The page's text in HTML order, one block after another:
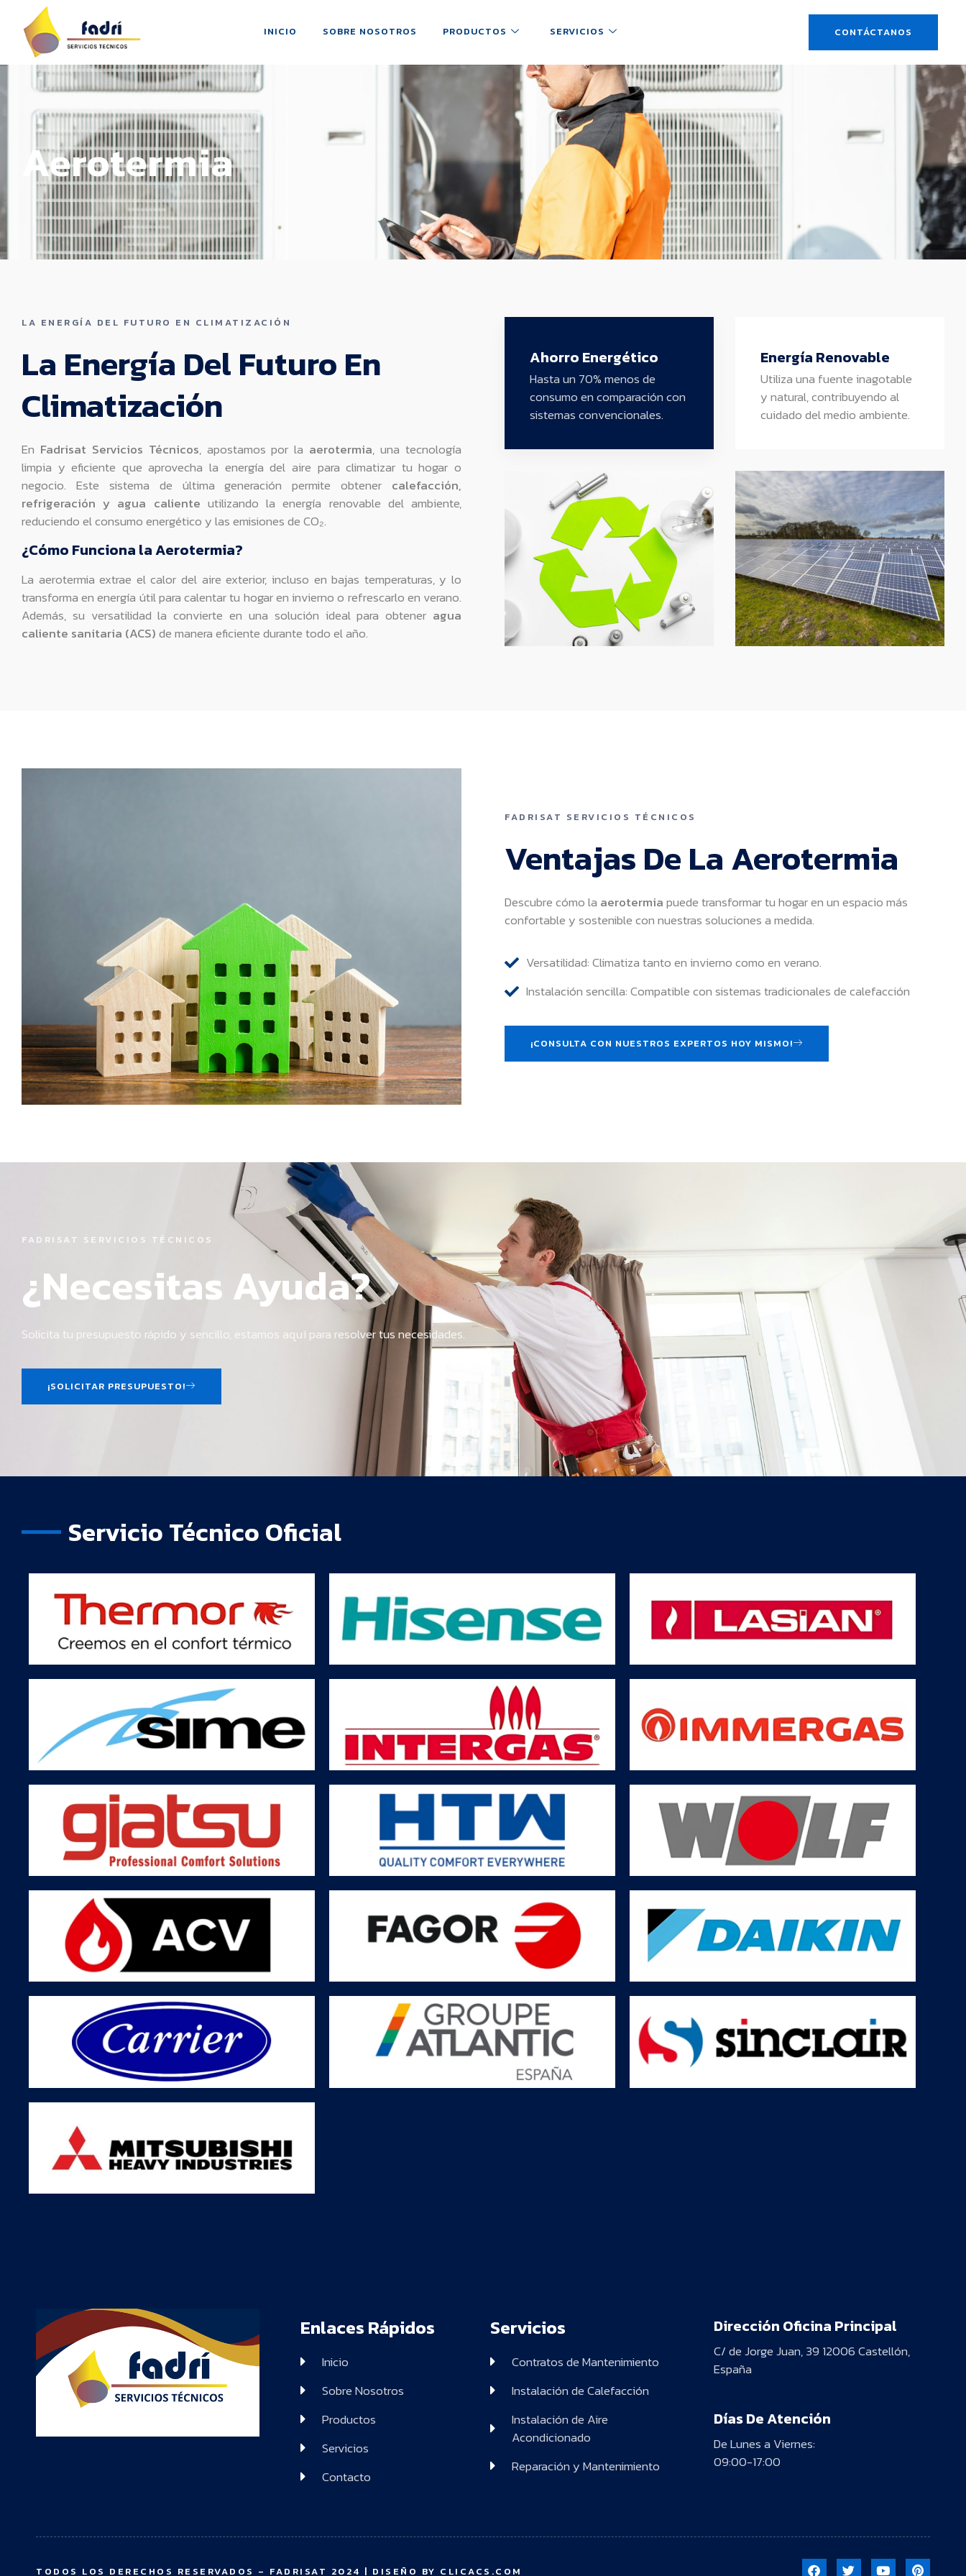
INICIO SOBRE NOSOTROS PRODUCTOS SERVICIOS CONTÁCTANOS
Aerotermia
LA ENERGÍA DEL FUTURO EN CLIMATIZACIÓN
La Energía Del Futuro En
Climatización
En Fadrisat Servicios Técnicos, apostamos por la aerotermia, una tecnología
limpia y eficiente que aprovecha la energía del aire para climatizar tu hogar o
negocio. Este sistema de última generación permite obtener calefacción,
refrigeración y agua caliente utilizando la energía renovable del ambiente,
reduciendo el consumo energético y las emisiones de CO₂.
¿Cómo Funciona la Aerotermia?
La aerotermia extrae el calor del aire exterior, incluso en bajas temperaturas, y lo
transforma en energía útil para calentar tu hogar en invierno o refrescarlo en verano.
Además, su versatilidad la convierte en una solución ideal para obtener agua
caliente sanitaria (ACS)de manera eficiente durante todo el año.
Ahorro Energético
Hasta un 70% menos de
consumo en comparación con
sistemas convencionales.
Energía Renovable
Utiliza una fuente inagotable
y natural, contribuyendo al
cuidado del medio ambiente.
FADRISAT SERVICIOS TÉCNICOS
Ventajas De La Aerotermia
Descubre cómo la aerotermiapuede transformar tu hogar en un espacio más
confortable y sostenible con nuestras soluciones a medida.
Versatilidad: Climatiza tanto en invierno como en verano.
Instalación sencilla: Compatible con sistemas tradicionales de calefacción
¡CONSULTA CON NUESTROS EXPERTOS HOY MISMO!
FADRISAT SERVICIOS TÉCNICOS
¿Necesitas Ayuda?
Solicita tu presupuesto rápido y sencillo, estamos aquí para resolver tus necesidades.
¡SOLICITAR PRESUPUESTO!
Servicio Técnico Oficial
Enlaces Rápidos
Inicio
Sobre Nosotros
Productos
Servicios
Contacto
Servicios
Contratos de Mantenimiento
Instalación de Calefacción
Instalación de Aire
Acondicionado
Reparación y Mantenimiento
Dirección Oficina Principal
C/ de Jorge Juan, 39 12006 Castellón,
España
Días De Atención
De Lunes a Viernes:
09:00-17:00
TODOS LOS DERECHOS RESERVADOS – FADRISAT 2024 | DISEÑO BY CLICACS.COM